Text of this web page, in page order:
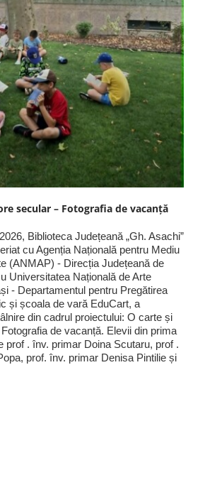
secular – Fotografia de vacanță
Biblioteca Județeană „Gh. Asachi”
cu Agenția Națională pentru Mediu
(ANMAP) - Direcția Județeană de
Universitatea Națională de Arte
- Departamentul pentru Pregătirea
și școala de vară EduCart, a
din cadrul proiectului: O carte și
de vacanță. Elevii din prima
prof . înv. primar Doina Scutaru, prof .
prof. înv. primar Denisa Pintilie și